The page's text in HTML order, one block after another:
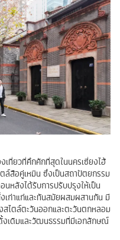
เที่ยวที่คึกคักที่สุดในนครเซี่ยงไฮ้
ล์สือคู่เหมิน ซึ่งเป็นสถาปัตยกรรม
หลังได้รับการปรับปรุงให้เป็น
ก่าแก่และทันสมัยผสมผสานกัน มี
สไตล์ตะวันออกและตะวันตกหลอม
งเดิมและวัฒนธรรมที่มีเอกลักษณ์